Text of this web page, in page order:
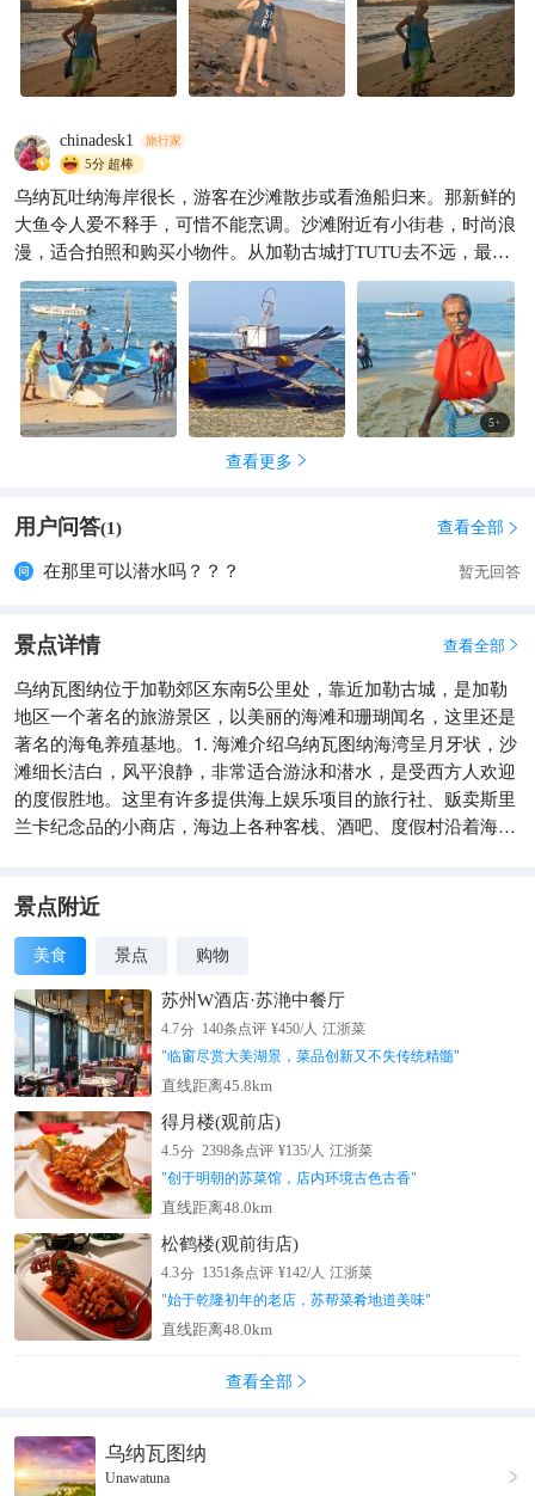
chinadesk1 旅行家
5分超棒
乌纳瓦吐纳海岸很长，游客在沙滩散步或看渔船归来。那新鲜的
大鱼令人爱不释手，可惜不能烹调。沙滩附近有小街巷，时尚浪
漫，适合拍照和购买小物件。从加勒古城打TUTU去不远，最好
住一夜。
5+
查看更多 
用户问答(1) 查看全部 
在那里可以潜水吗？？？ 暂无回答
景点详情 查看全部 
乌纳瓦图纳位于加勒郊区东南5公里处，靠近加勒古城，是加勒
地区一个著名的旅游景区，以美丽的海滩和珊瑚闻名，这里还是
著名的海龟养殖基地。1. 海滩介绍乌纳瓦图纳海湾呈月牙状，沙
滩细长洁白，风平浪静，非常适合游泳和潜水，是受西方人欢迎
的度假胜地。这里有许多提供海上娱乐项目的旅行社、贩卖斯里
兰卡纪念品的小商店，海边上各种客栈、酒吧、度假村沿着海岸
景点附近
美食 景点 购物
苏州W酒店·苏滟中餐厅
4.7分 140条点评 ¥450/人 江浙菜
"临窗尽赏大美湖景，菜品创新又不失传统精髓"
直线距离45.8km
得月楼(观前店)
4.5分 2398条点评 ¥135/人 江浙菜
"创于明朝的苏菜馆，店内环境古色古香"
直线距离48.0km
松鹤楼(观前街店)
4.3分 1351条点评 ¥142/人 江浙菜
"始于乾隆初年的老店，苏帮菜肴地道美味"
直线距离48.0km
查看全部 
乌纳瓦图纳
Unawatuna 